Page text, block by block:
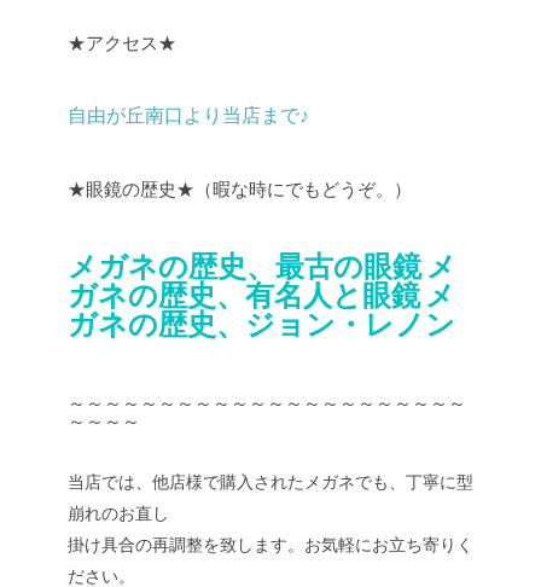
★アクセス★
自由が丘南口より当店まで♪
★眼鏡の歴史★（暇な時にでもどうぞ。）
メガネの歴史、最古の眼鏡 メ
ガネの歴史、有名人と眼鏡 メ
ガネの歴史、ジョン・レノン
～～～～～～～～～～～～～～～～～～～～～～
～～～～
当店では、他店様で購入されたメガネでも、丁寧に型
崩れのお直し
掛け具合の再調整を致します。お気軽にお立ち寄りく
ださい。